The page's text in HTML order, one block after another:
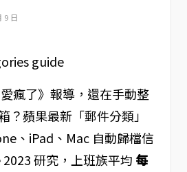
9 日
瘋了》報導，還在手動整
？蘋果最新「郵件分類」
、iPad、Mac 自動歸檔信
研究，上班族平均 每